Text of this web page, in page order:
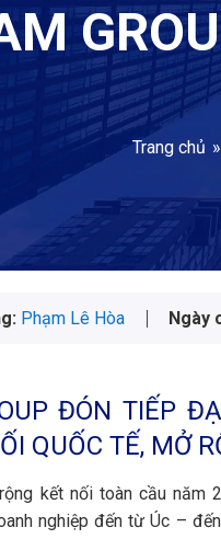
Trang chủ
Phạm Lê Hòa Ngày
ĐÓN TIẾP
QUỐC TẾ, MỞ
kết nối toàn cầu năm
nghiệp đến từ Úc –